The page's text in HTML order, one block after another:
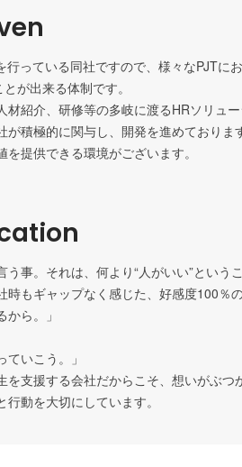
っている同社ですので、様々なPJTに
が出来る体制です。
材紹介、研修等の多岐に渡るHRソリュ
が積極的に関与し、開発を進めておりま
提供できる環境がございます。
事。それは、何より“人がいい”という
もギャップなく感じた、好感度100％
ら。」
ていこう。」
を支援する会社だからこそ、想いがぶつ
動を大切にしています。